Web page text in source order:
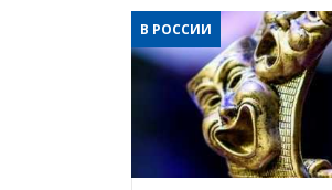
В РОССИИ